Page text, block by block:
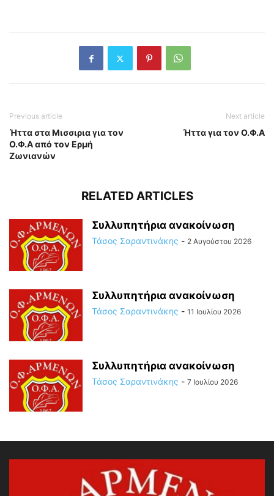
Previous article
Ήττα στα Μισσιρια για τον
Ο.Φ.Α από τον Ερμή
Ζωνιανών
Next article
Ήττα για τον Ο.Φ.Α
RELATED ARTICLES
Συλλυπητήρια ανακοίνωση
Τάσος Σαραντινάκης - 2 Αυγούστου 2026
Συλλυπητήρια ανακοίνωση
Τάσος Σαραντινάκης - 11 Ιουλίου 2026
Συλλυπητήρια ανακοίνωση
Τάσος Σαραντινάκης - 7 Ιουλίου 2026